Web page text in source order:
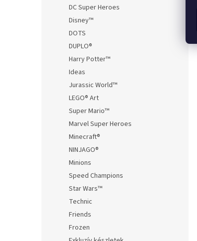
DC Super Heroes
Disney™
DOTS
DUPLO®
Harry Potter™
Ideas
Jurassic World™
LEGO® Art
Super Mario™
Marvel Super Heroes
Minecraft®
NINJAGO®
Minions
Speed Champions
Star Wars™
Technic
Friends
Frozen